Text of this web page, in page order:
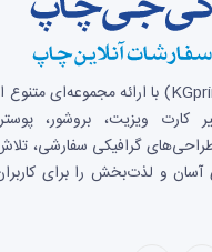
با ارائه مجموعه‌ای متنوع
ویزیت، بروشور،
گرافیکی سفارشی،
آسان و لذت‌بخش را برای